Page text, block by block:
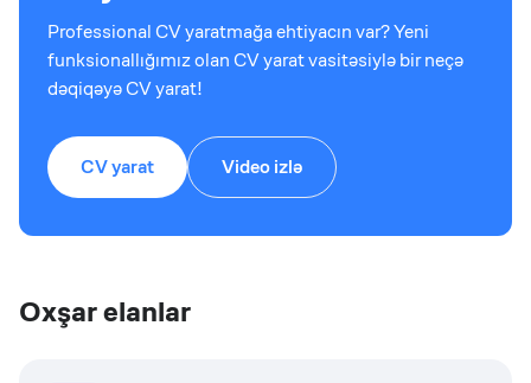
Professional CV yaratmağa ehtiyacın var? Yeni
funksionallığımız olan CV yarat vasitəsiylə bir neçə
dəqiqəyə CV yarat!
CV yarat Video izlə
Oxşar elanlar